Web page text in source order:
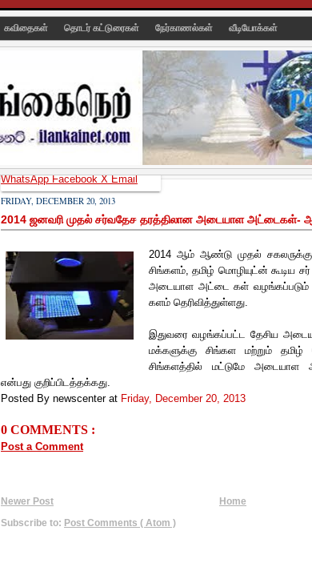
கவிதைகள் தொடர் கட்டுரைகள் நேர்காணல்கள் வீடியோக்கள்
FRIDAY, DECEMBER 20, 2013
2014 ஜனவரி முதல் சர்வதேச தரத்திலான அடையாள அட்டைகள்-
2014 ஆம் ஆண்டு முதல்
சிங்களம், தமிழ் மொழியுட்ன் கூடிய
அடையாள அட்டை கள்
களம் தெரிவித்துள்ளது.
இதுவரை வழங்கப்பட்ட தேசிய
மக்களுக்கு சிங்கள மற்றும் தமிழ்
சிங்களத்தில் மட்டுமே
என்பது குறிப்பிடத்தக்கது.
Posted By newscenter at Friday, December 20, 2013
0 COMMENTS :
Post a Comment
Newer Post Home
Subscribe to: Post Comments ( Atom )
WhatsAppFacebookXEmail